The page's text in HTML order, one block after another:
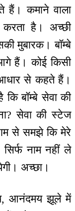
हैं। कमाने वाला
करता है। अच्छी
मुबारक। बॉम्बे
हैं। कोई किसी
से कहते हैं।
कि बॉम्बे सेवा की
सेवा की स्टेज
से समझे कि मेरे
नाम नहीं ले
अच्छा।
आनंदमय झूले में